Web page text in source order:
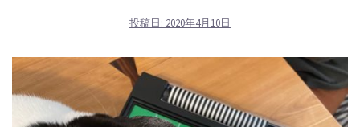
投稿日: 2020年4月10日